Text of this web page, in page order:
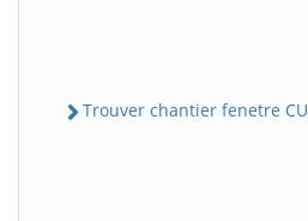
Trouver chantier fenetre